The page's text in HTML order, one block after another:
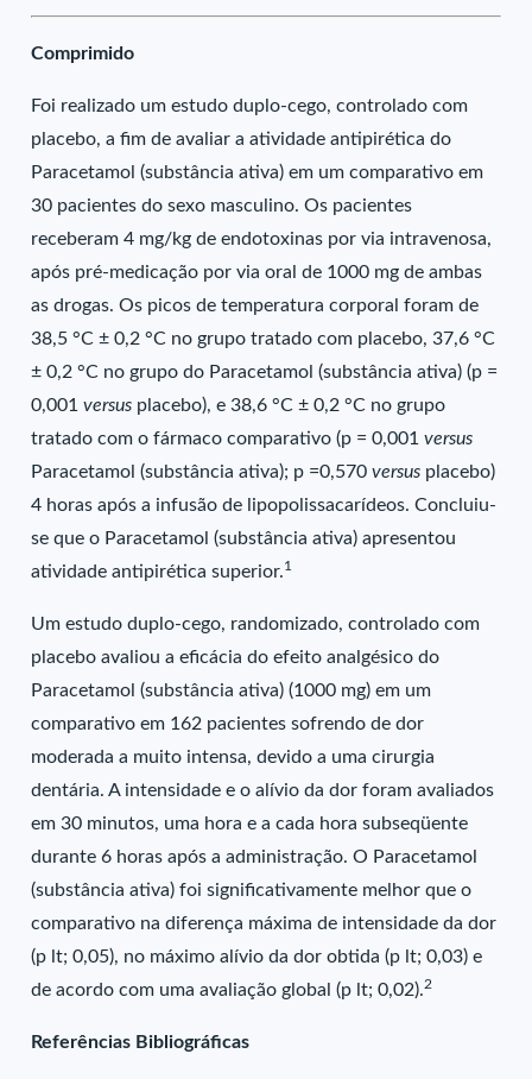
Comprimido
Foi realizado um estudo duplo-cego, controlado com
placebo, a fim de avaliar a atividade antipirética do
Paracetamol (substância ativa) em um comparativo em
30 pacientes do sexo masculino. Os pacientes
receberam 4 mg/kg de endotoxinas por via intravenosa,
após pré-medicação por via oral de 1000 mg de ambas
as drogas. Os picos de temperatura corporal foram de
38,5 °C ± 0,2 °C no grupo tratado com placebo, 37,6 °C
± 0,2 °C no grupo do Paracetamol (substância ativa) (p =
0,001versus placebo), e 38,6 °C ± 0,2 °C no grupo
tratado com o fármaco comparativo (p = 0,001versus
Paracetamol (substância ativa); p =0,570versus placebo)
4 horas após a infusão de lipopolissacarídeos. Concluiu-
se que o Paracetamol (substância ativa) apresentou
atividade antipirética superior.1
Um estudo duplo-cego, randomizado, controlado com
placebo avaliou a eficácia do efeito analgésico do
Paracetamol (substância ativa) (1000 mg) em um
comparativo em 162 pacientes sofrendo de dor
moderada a muito intensa, devido a uma cirurgia
dentária. A intensidade e o alívio da dor foram avaliados
em 30 minutos, uma hora e a cada hora subseqüente
durante 6 horas após a administração. O Paracetamol
(substância ativa) foi significativamente melhor que o
comparativo na diferença máxima de intensidade da dor
(p lt; 0,05), no máximo alívio da dor obtida (p lt; 0,03) e
de acordo com uma avaliação global (p lt; 0,02).2
Referências Bibliográficas